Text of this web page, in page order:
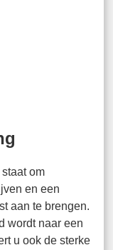
om
en een
aan te brengen.
wordt naar een
u ook de sterke